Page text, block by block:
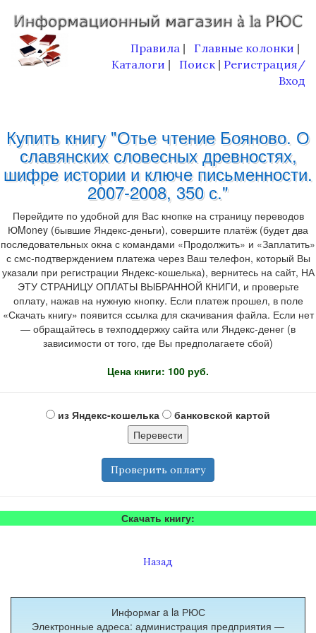
Правила Главные колонки
Каталоги Поиск
Регистрация/
Вход
Купить книгу "Отье чтение Бояново. О
славянских словесных древностях,
шифре истории и ключе письменности.
2007-2008, 350 с."
Перейдите по удобной для Вас кнопке на страницу переводов
ЮMoney (бывшие Яндекс-деньги), совершите платёж (будет два
последовательных окна с командами «Продолжить» и «Заплатить»
с смс-подтверждением платежа через Ваш телефон, который Вы
указали при регистрации Яндекс-кошелька), вернитесь на сайт, НА
ЭТУ СТРАНИЦУ ОПЛАТЫ ВЫБРАННОЙ КНИГИ, и проверьте
оплату, нажав на нужную кнопку. Если платеж прошел, в поле
«Скачать книгу» появится ссылка для скачивания файла. Если нет
— обращайтесь в техподдержку сайта или Яндекс-денег (в
зависимости от того, где Вы предполагаете сбой)
Цена книги: 100 руб.
из Яндекс-кошелька банковской картой
Проверить оплату
Скачать книгу:
Назад
Информаг a la РЮС
Электронные адреса: администрация предприятия —